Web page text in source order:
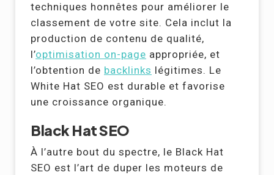
techniques honnêtes pour améliorer le
classement de votre site. Cela inclut la
production de contenu de qualité,
l’optimisation on-page appropriée, et
l’obtention de backlinks légitimes. Le
White Hat SEO est durable et favorise
une croissance organique.
Black Hat SEO
À l’autre bout du spectre, le Black Hat
SEO est l’art de duper les moteurs de